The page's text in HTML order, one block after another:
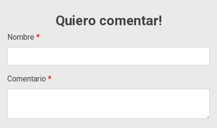
Quiero comentar!
Nombre
Comentario